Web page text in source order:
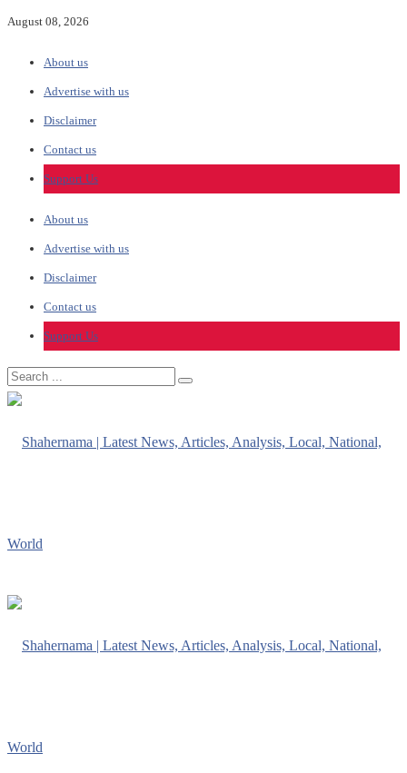
August 08, 2026
About us
Advertise with us
Disclaimer
Contact us
Support Us
About us
Advertise with us
Disclaimer
Contact us
Support Us